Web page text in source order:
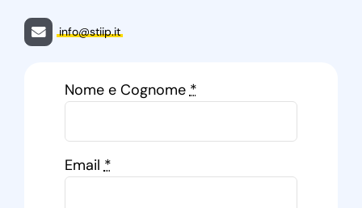
info@stiip.it
Nome e Cognome*
Email*